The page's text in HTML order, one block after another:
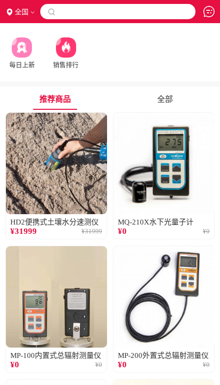
全国 
每日上新 销售排行
推荐商品 全部
HD2便携式土壤水分速测仪
¥31999 ¥31999
MQ-210X水下光量子计
¥0 ¥0
MP-100内置式总辐射测量仪
¥0 ¥0
MP-200外置式总辐射测量仪
¥0 ¥0